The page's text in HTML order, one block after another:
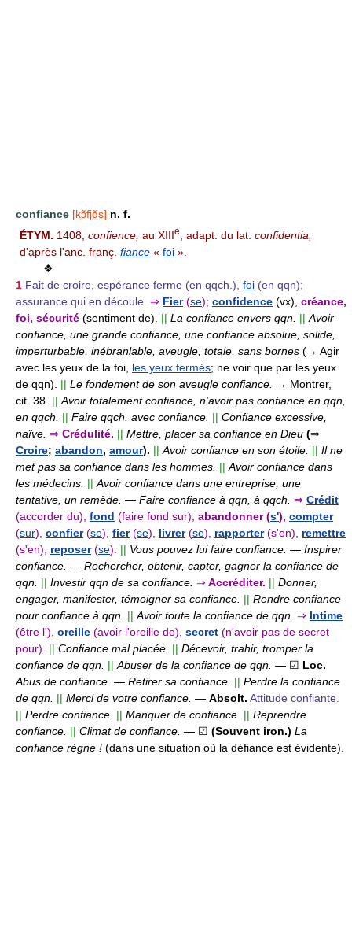
confiance [kɔ̃fjɑ̃s] n. f.
ÉTYM. 1408; confience, au XIIIe; adapt. du lat. confidentia,
d'après l'anc. franç. fiance « foi ».
❖
1 Fait de croire, espérance ferme (en qqch.), foi (en qqn);
assurance qui en découle. ⇒ Fier (se); confidence (vx), créance,
foi, sécurité (sentiment de). || La confiance envers qqn. || Avoir
confiance, une grande confiance, une confiance absolue, solide,
imperturbable, inébranlable, aveugle, totale, sans bornes (→ Agir
avec les yeux de la foi, les yeux fermés; ne voir que par les yeux
de qqn).
|| Le fondement de son aveugle confiance.
→ Montrer,
cit. 38. || Avoir totalement confiance, n'avoir pas confiance en qqn,
en qqch.
|| Faire qqch. avec confiance. || Confiance excessive,
naïve. ⇒ Crédulité. || Mettre, placer sa confiance en Dieu (⇒
Croire; abandon, amour). || Avoir confiance en son étoile. || Il ne
met pas sa confiance dans les hommes. || Avoir confiance dans
les médecins. || Avoir confiance dans une entreprise, une
tentative, un remède. — Faire confiance à qqn, à qqch. ⇒ Crédit
(accorder du), fond (faire fond sur); abandonner (s'), compter
(sur), confier (se), fier (se), livrer (se), rapporter (s'en),
remettre
(s'en),
reposer (se). || Vous pouvez lui faire confiance. — Inspirer
confiance. — Rechercher, obtenir, capter, gagner la confiance de
qqn. || Investir qqn de sa confiance. ⇒ Accréditer. || Donner,
engager, manifester, témoigner sa confiance. || Rendre confiance
pour confiance à qqn. || Avoir toute la confiance de qqn. ⇒ Intime
(être l'), oreille (avoir l'oreille de), secret (n'avoir pas de secret
pour).
|| Confiance mal placée. || Décevoir, trahir, tromper la
confiance de qqn. || Abuser de la confiance de qqn. — ☑ Loc.
Abus de confiance. — Retirer sa confiance. || Perdre la confiance
de qqn. || Merci de votre confiance. — Absolt. Attitude confiante.
|| Perdre confiance. || Manquer de confiance. || Reprendre
confiance. || Climat de confiance. — ☑ (Souvent iron.) La
confiance règne ! (dans une situation où la défiance est évidente).